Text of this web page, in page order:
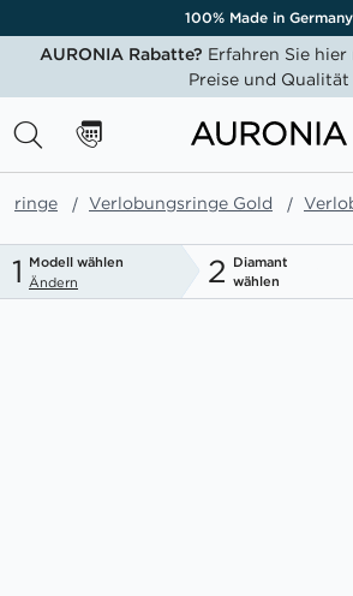
100% Made in Germany
AURONIA Rabatte? Erfahren Sie
Preise und Qualität
Verlobungsringe Gold
1 Modell wählen
Ändern
2 Diamant
wählen